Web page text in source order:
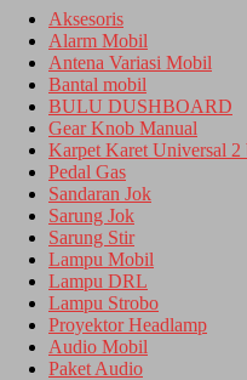
Aksesoris
Alarm Mobil
Antena Variasi Mobil
Bantal mobil
BULU DUSHBOARD
Gear Knob Manual
Karpet Karet Universal 2
Pedal Gas
Sandaran Jok
Sarung Jok
Sarung Stir
Lampu Mobil
Lampu DRL
Lampu Strobo
Proyektor Headlamp
Audio Mobil
Paket Audio